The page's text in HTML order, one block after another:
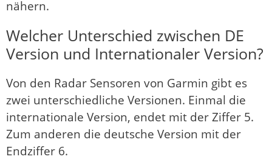
nähern.
Welcher Unterschied zwischen DE
Version und Internationaler Version?
Von den Radar Sensoren von Garmin gibt es
zwei unterschiedliche Versionen. Einmal die
internationale Version, endet mit der Ziffer 5.
Zum anderen die deutsche Version mit der
Endziffer 6.